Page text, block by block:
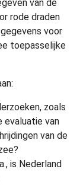
van de
rode draden
voor
toepasselijke
zoals
evaluatie van
van de
is Nederland